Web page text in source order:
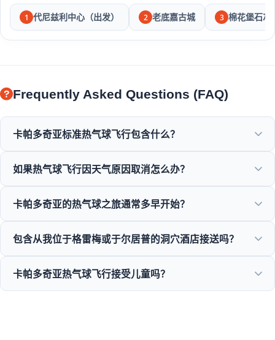
1 代尼兹利中心（出发） 2 老底嘉古城 3 棉花堡石灰
Frequently Asked Questions (FAQ)
卡帕多奇亚标准热气球飞行包含什么？
行1小时、香槟祝酒庆祝活动以及个人飞行证书。
如果热气球飞行因天气原因取消怎么办？
您将获得全额退款或免费重新安排到下一个合适的日期。
卡帕多奇亚的热气球之旅通常多早开始？
的日出，通常在黎明前（根据季节，大约在早上4:30至5:30
包含从我位于格雷梅或于尔居普的洞穴酒店接送吗？
萨尔的所有酒店往返接送都完全包含在套餐内。
卡帕多奇亚热气球飞行接受儿童吗？